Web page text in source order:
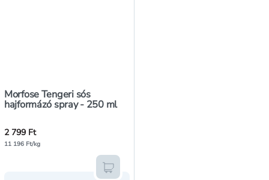
Morfose Tengeri sós
hajformázó spray - 250 ml
2 799 Ft
11 196 Ft/kg
Kosárba teszem